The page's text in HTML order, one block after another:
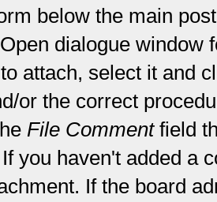
below the main
dialogue window
attach, select it and
or the correct
File Commentfield
you haven't added a
If the board